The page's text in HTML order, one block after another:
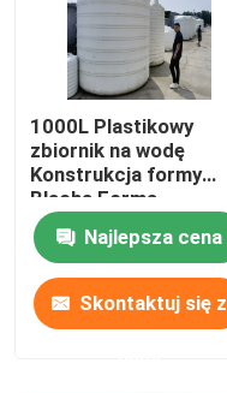
1000L Plastikowy
zbiornik na wodę
Konstrukcja formy
Blacha Forma
aluminiowa
Rotomolding
Najlepsza cena
Skontaktuj się z